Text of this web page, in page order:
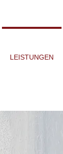
LEISTUNGEN